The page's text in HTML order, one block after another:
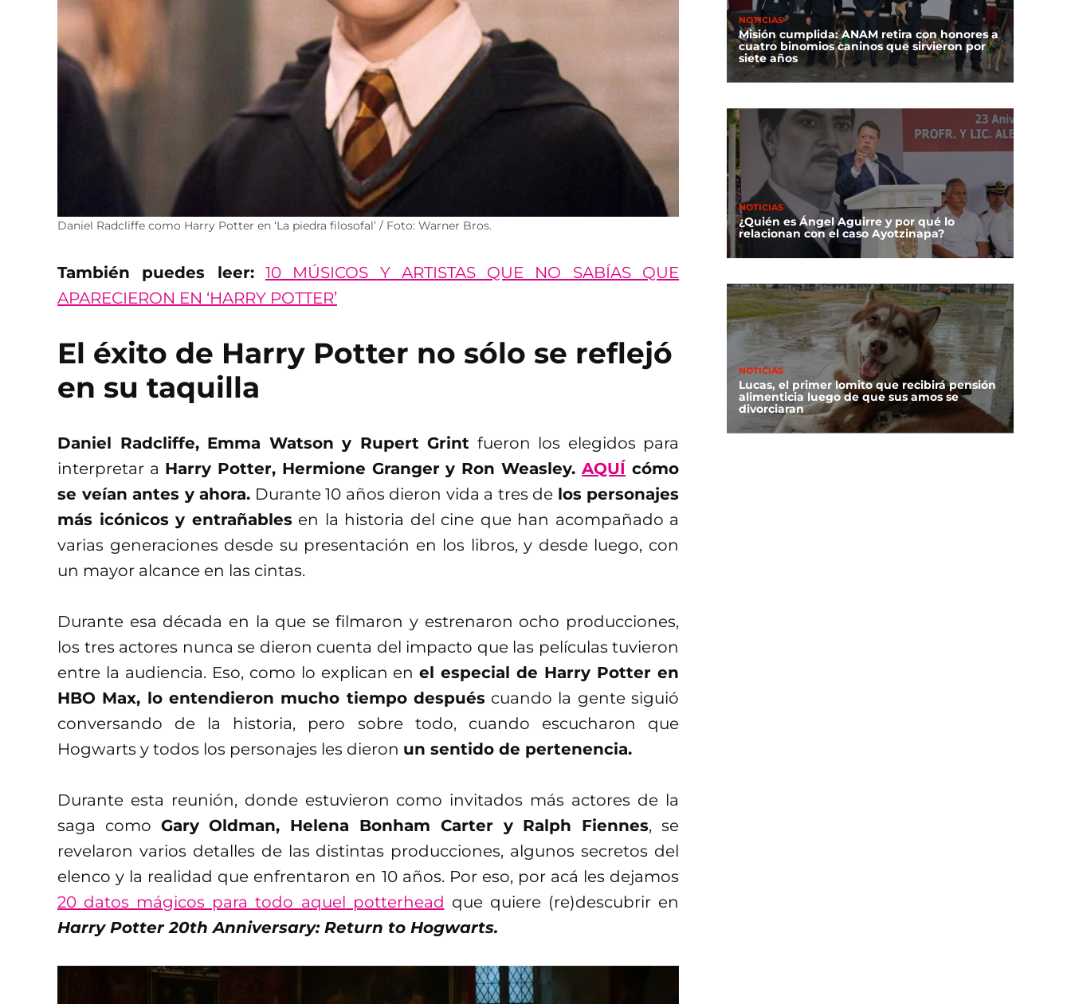
Daniel Radcliffe como Harry Potter en ‘La piedra filosofal’ / Foto: Warner Bros.
También puedes leer: 10 MÚSICOS Y ARTISTAS QUE NO SABÍAS QUE
APARECIERON EN ‘HARRY POTTER’
El éxito de Harry Potter no sólo se reflejó
en su taquilla
Daniel Radcliffe, Emma Watson y Rupert Grint fueron los elegidos para
interpretar a Harry Potter, Hermione Granger y Ron Weasley.AQUÍ cómo
se veían antes y ahora. Durante 10 años dieron vida a tres de los personajes
más icónicos y entrañablesen la historia del cine que han acompañado a
varias generaciones desde su presentación en los libros, y desde luego, con
un mayor alcance en las cintas.
Durante esa década en la que se filmaron y estrenaron ocho producciones,
los tres actores nunca se dieron cuenta del impacto que las películas tuvieron
entre la audiencia. Eso, como lo explican enel especial de Harry Potter en
HBO Max, lo entendieron mucho tiempo despuéscuando la gente siguió
conversando de la historia, pero sobre todo, cuando escucharon que
Hogwarts y todos los personajes les dieron un sentido de pertenencia.
Durante esta reunión, donde estuvieron como invitados más actores de la
saga como Gary Oldman, Helena Bonham Carter y Ralph Fiennes, se
revelaron varios detalles de las distintas producciones, algunos secretos del
elenco y la realidad que enfrentaron en 10 años. Por eso, por acá les dejamos
20 datos mágicos para todo aquel potterhead que quiere (re)descubrir en
Harry Potter 20th Anniversary: Return to Hogwarts.
NOTICIAS
Misión cumplida: ANAM retira con honores a
cuatro binomios caninos que sirvieron por
siete años
NOTICIAS
¿Quién es Ángel Aguirre y por qué lo
relacionan con el caso Ayotzinapa?
NOTICIAS
Lucas, el primer lomito que recibirá pensión
alimenticia luego de que sus amos se
divorciaran